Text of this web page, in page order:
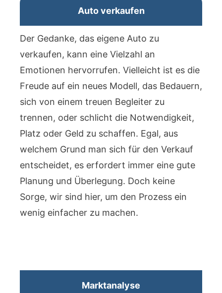
Auto verkaufen
Der Gedanke, das eigene Auto zu
verkaufen, kann eine Vielzahl an
Emotionen hervorrufen. Vielleicht ist es die
Freude auf ein neues Modell, das Bedauern,
sich von einem treuen Begleiter zu
trennen, oder schlicht die Notwendigkeit,
Platz oder Geld zu schaffen. Egal, aus
welchem Grund man sich für den Verkauf
entscheidet, es erfordert immer eine gute
Planung und Überlegung. Doch keine
Sorge, wir sind hier, um den Prozess ein
wenig einfacher zu machen.
Marktanalyse